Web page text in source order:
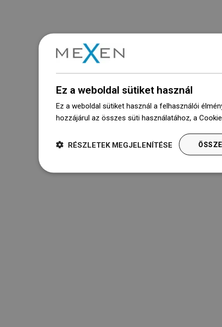
Ez a weboldal sütiket használ
Ez a weboldal sütiket használ a felhasználói
hozzájárul az összes süti használatához, a
RÉSZLETEK MEGJELENÍTÉSE